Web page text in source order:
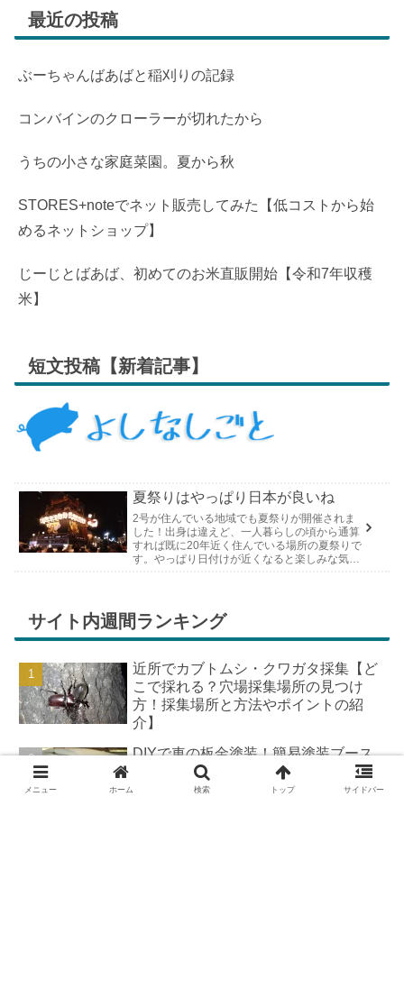
最近の投稿
ぶーちゃんばあばと稲刈りの記録
コンバインのクローラーが切れたから
うちの小さな家庭菜園。夏から秋
STORES+noteでネット販売してみた【低コストから始
めるネットショップ】
じーじとばあば、初めてのお米直販開始【令和7年収穫
米】
短文投稿【新着記事】
夏祭りはやっぱり日本が良いね
2号が住んでいる地域でも夏祭りが開催されま
した！出身は違えど、一人暮らしの頃から通算
すれば既に20年近く住んでいる場所の夏祭りで
す。やっぱり日付けが近くなると楽しみな気持
サイト内週間ランキング
近所でカブトムシ・クワガタ採集【ど
こで採れる？穴場採集場所の見つけ
方！採集場所と方法やポイントの紹
介】
DIYで車の板金塗装！簡易塗装ブース
メニュー ホーム 検索 トップ サイドバー